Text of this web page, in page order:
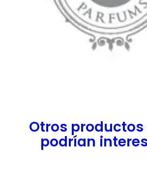
Otros productos
podrían